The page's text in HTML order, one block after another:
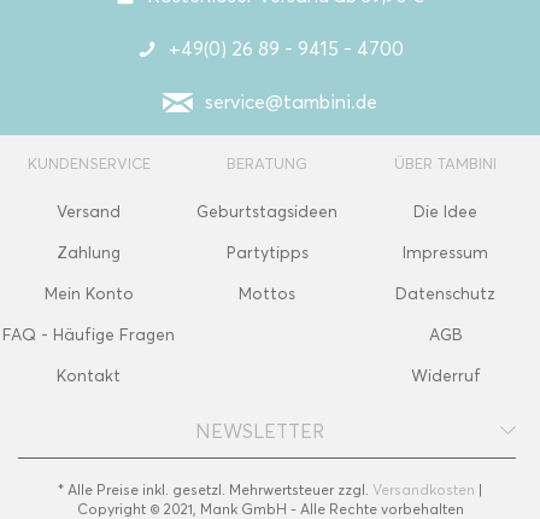
+49(0) 26 89 - 9415 - 4700
service@tambini.de
KUNDENSERVICE
Versand
Zahlung
Mein Konto
FAQ - Häufige Fragen
Kontakt
BERATUNG
Geburtstagsideen
Partytipps
Mottos
ÜBER TAMBINI
Die Idee
Impressum
Datenschutz
AGB
Widerruf
NEWSLETTER
* Alle Preise inkl. gesetzl. Mehrwertsteuer zzgl. Versandkosten |
Copyright © 2021, Mank GmbH - Alle Rechte vorbehalten